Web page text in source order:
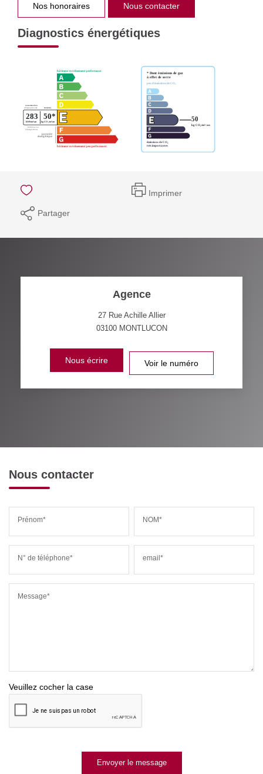
Nos honoraires Nous contacter
Diagnostics énergétiques
Imprimer
Partager
Agence
27 Rue Achille Allier
03100 MONTLUCON
Nous écrire Voir le numéro
Nous contacter
Prénom* NOM*
N° de téléphone* email*
Message*
Veuillez cocher la case
Envoyer le message